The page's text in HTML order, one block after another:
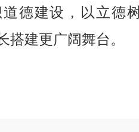
德建设，以立德
搭建更广阔舞台。